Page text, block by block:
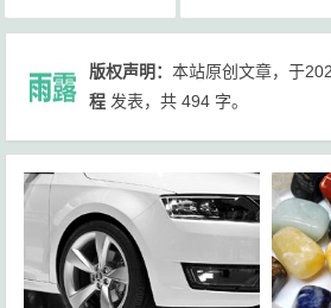
版权声明：本站原创文章，于
程 发表，共 494 字。